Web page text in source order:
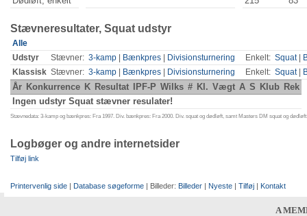
Stævneresultater, Squat udstyr
Alle
Udstyr
Stævner: 3-kamp Bænkpres Divisionsturnering Enkelt: Squat|
Klassisk Stævner: 3-kamp Bænkpres Divisionsturnering Enkelt: Squat|
År Konkurrence K Resultat IPF-P Wilks # Kl. Vægt A S Klub Rek
Ingen udstyr Squat stævner resulater!
Stævnedata: 3-kamp og bænkpres: Fra 1997. Div. bænkpres: Fra 2000. Div. squat og dødløft, samt Masters DM squat og
Logbøger og andre internetsider
Tilføj link
Printervenlig side | Database søgeforme | Billeder: Billeder | Nyeste | Tilføj | Kontakt
A